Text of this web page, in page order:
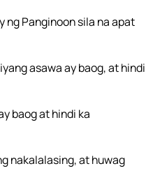
ng Panginoon sila na apat
asawa ay baog, at hindi
baog at hindi ka
nakalalasing, at huwag